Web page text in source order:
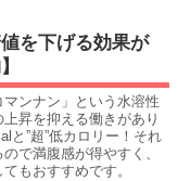
を下げる効果が
ンナン」という水溶性
昇を抑える働きがあり
と”超”低カロリー！それ
で満腹感が得やすく、
もおすすめです。